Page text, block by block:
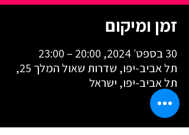
זמן ומיקום
30 בספט׳ 2024, 20:00 – 23:00
תל אביב-יפו, שדרות שאול המלך 25,
תל אביב-יפו, ישראל